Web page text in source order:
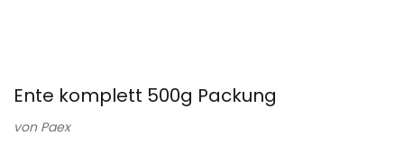
Ente komplett 500g Packung
von Paex